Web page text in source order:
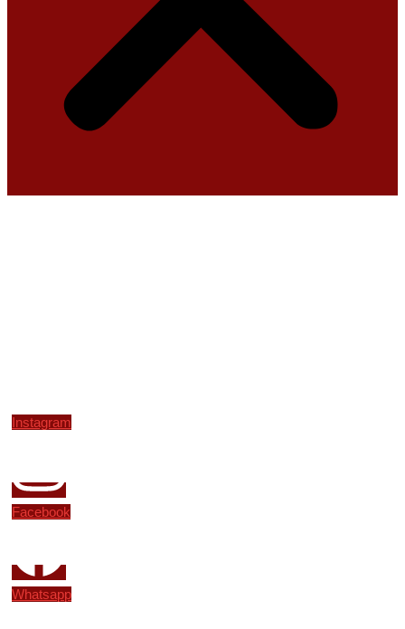
Instagram
Facebook
Whatsapp